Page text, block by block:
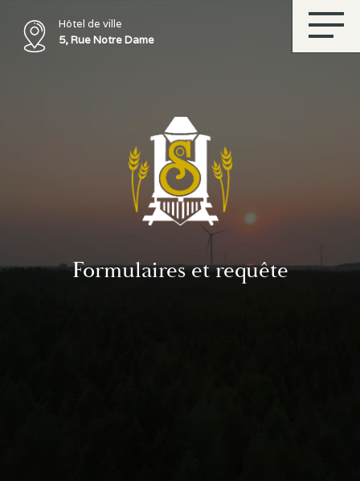
Hôtel de ville
5, Rue Notre Dame
Formulaires et requête